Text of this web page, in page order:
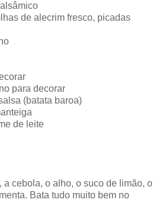
de alecrim fresco, picadas
para decorar
(batata baroa)
de leite
a cebola, o alho, o suco de limão, o
Bata tudo muito bem no